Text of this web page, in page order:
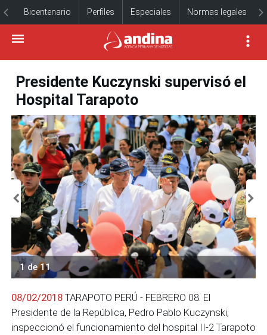
Bicentenario Perfiles Especiales Normas legales
Presidente Kuczynski supervisó el
Hospital Tarapoto
1 de 11
08/02/2018 TARAPOTO PERÚ - FEBRERO 08. El
Presidente de la República, Pedro Pablo Kuczynski,
inspeccionó el funcionamiento del hospital II-2 Tarapoto